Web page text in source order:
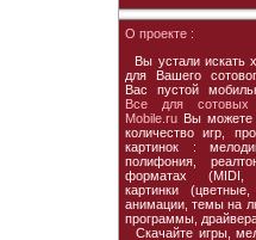
О проекте :
Вы устали искать
для Вашего
Вас пустой
Все для сотовых
Mobile.ru Вы можете
количество игр,
картинок :
полифония,
форматах (MIDI,
картинки
анимации, темы на
программы,
Скачайте игры,